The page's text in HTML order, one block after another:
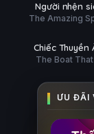
Người nhện
The Amazing
Chiếc Thuyền
The Boat